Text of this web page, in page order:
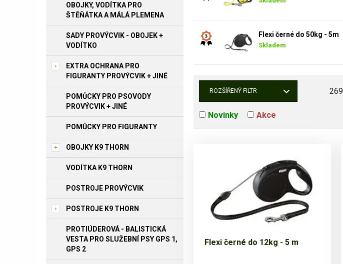
OBOJKY, VODÍTKA PRO
ŠTĚŇÁTKA A MÁLÁ PLEMENA
SADY PROVÝCVIK - OBOJEK +
VODÍTKO
EXTRA OCHRANA PRO
FIGURANTY PROVÝCVIK + JINÉ
POMŮCKY PRO PSOVODY
PROVÝCVIK + JINÉ
POMŮCKY PRO FIGURANTY
OBOJKY K9 THORN
VODÍTKA K9 THORN
POSTROJE PROVÝCVIK
POSTROJE K9 THORN
PROTIÚDEROVÁ - BALISTICKÁ
VESTA PRO SLUŽEBNÍ PSY GPS 1,
GPS 2
Flexi černé do 50kg - 5m
Skladem
ROZŠÍŘENÝ FILTR 269
Novinky Akce
Flexi černé do 12kg - 5 m